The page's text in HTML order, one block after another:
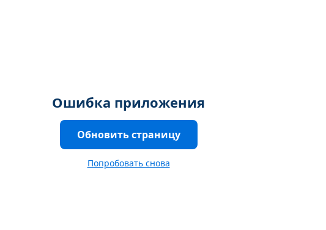
Ошибка приложения
Обновить страницу
Попробовать снова